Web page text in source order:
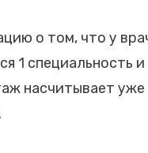
о том, что у
1 специальность
насчитывает уже